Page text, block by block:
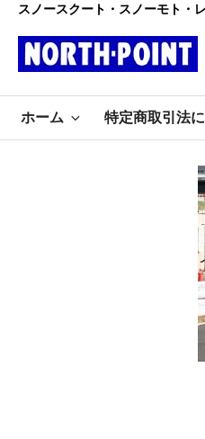
スノースクート・スノーモト・
レーシング
カート・ス
ースクー
ノースポイ
ト・カートショップ
ホーム 特定商取引法